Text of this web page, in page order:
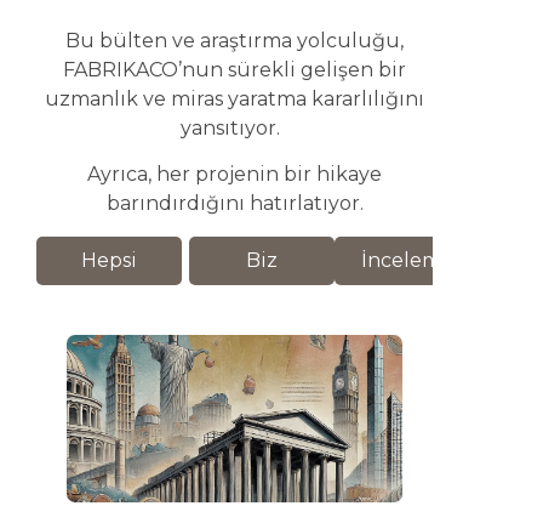
Bu bülten ve araştırma yolculuğu,
FABRIKACO’nun sürekli gelişen bir
uzmanlık ve miras yaratma kararlılığını
yansıtıyor.
Ayrıca, her projenin bir hikaye
barındırdığını hatırlatıyor.
Hepsi Biz İnceleme